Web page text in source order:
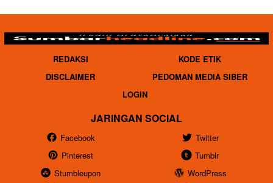
REDAKSI
KODE ETIK
DISCLAIMER
PEDOMAN MEDIA SIBER
LOGIN
JARINGAN SOCIAL
Facebook
Twitter
Pinterest
Tumblr
Stumbleupon
WordPress